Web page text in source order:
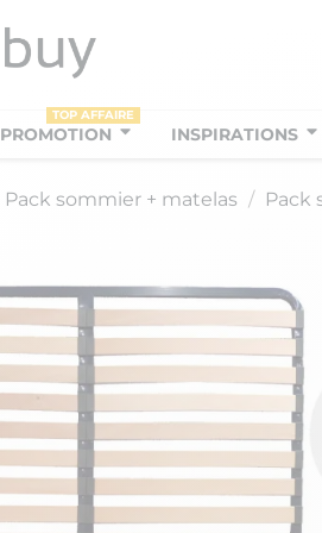
PROMOTION
TOP AFFAIRE
INSPIRATIONS
Pack sommier + matelas Pack